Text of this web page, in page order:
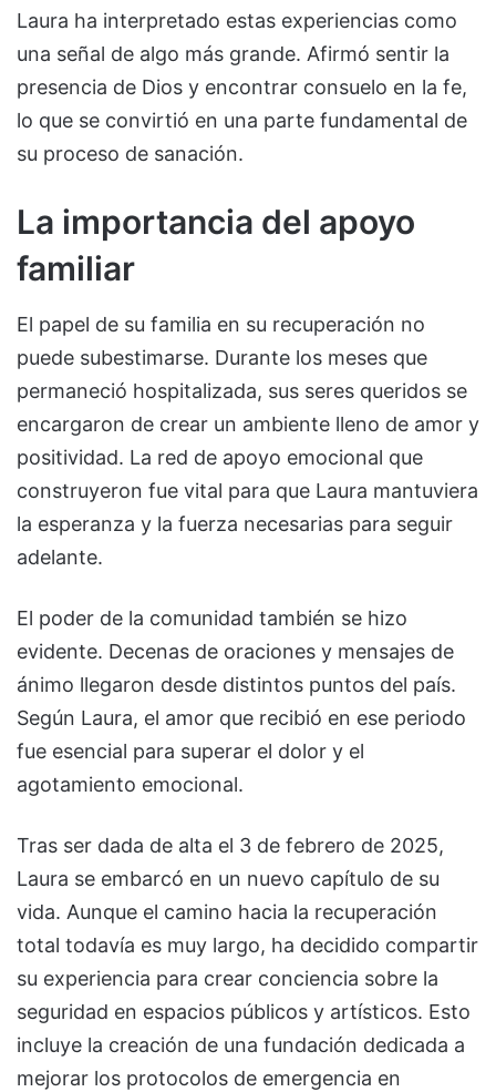
Laura ha interpretado estas experiencias como
una señal de algo más grande. Afirmó sentir la
presencia de Dios y encontrar consuelo en la fe,
lo que se convirtió en una parte fundamental de
su proceso de sanación.
La importancia del apoyo
familiar
El papel de su familia en su recuperación no
puede subestimarse. Durante los meses que
permaneció hospitalizada, sus seres queridos se
encargaron de crear un ambiente lleno de amor y
positividad. La red de apoyo emocional que
construyeron fue vital para que Laura mantuviera
la esperanza y la fuerza necesarias para seguir
adelante.
El poder de la comunidad también se hizo
evidente. Decenas de oraciones y mensajes de
ánimo llegaron desde distintos puntos del país.
Según Laura, el amor que recibió en ese periodo
fue esencial para superar el dolor y el
agotamiento emocional.
Tras ser dada de alta el 3 de febrero de 2025,
Laura se embarcó en un nuevo capítulo de su
vida. Aunque el camino hacia la recuperación
total todavía es muy largo, ha decidido compartir
su experiencia para crear conciencia sobre la
seguridad en espacios públicos y artísticos. Esto
incluye la creación de una fundación dedicada a
mejorar los protocolos de emergencia en